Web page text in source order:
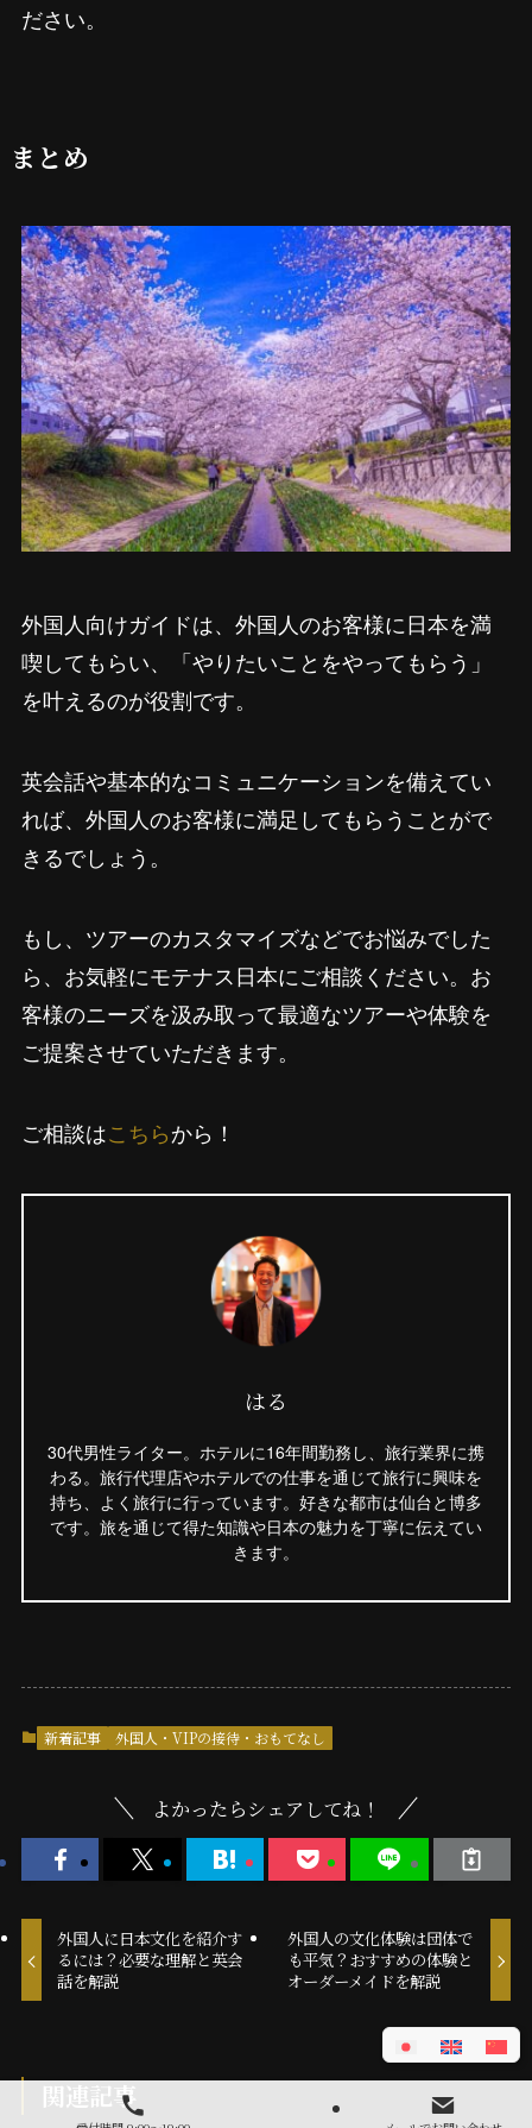
ださい。
まとめ
外国人向けガイドは、外国人のお客様に日本を満
喫してもらい、「やりたいことをやってもらう」
を叶えるのが役割です。
英会話や基本的なコミュニケーションを備えてい
れば、外国人のお客様に満足してもらうことがで
きるでしょう。
もし、ツアーのカスタマイズなどでお悩みでした
ら、お気軽にモテナス日本にご相談ください。お
客様のニーズを汲み取って最適なツアーや体験を
ご提案させていただきます。
ご相談はこちらから！
はる
30代男性ライター。ホテルに16年間勤務し、旅行業界に携
わる。旅行代理店やホテルでの仕事を通じて旅行に興味を
持ち、よく旅行に行っています。好きな都市は仙台と博多
です。旅を通じて得た知識や日本の魅力を丁寧に伝えてい
きます。
新着記事 外国人・VIPの接待・おもてなし
よかったらシェアしてね！
外国人に日本文化を紹介す
るには？必要な理解と英会
話を解説
外国人の文化体験は団体で
も平気？おすすめの体験と
オーダーメイドを解説
関連記事